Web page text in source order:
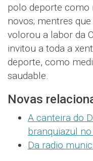
polo deporte como
novos; mentres
volorou a labor da
invitou a toda a
deporte, como
saudable.
Novas
A canteira do
branquiazul
Da radio